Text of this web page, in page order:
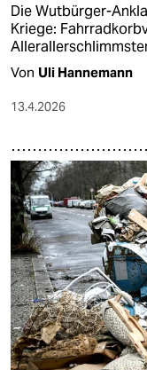
Die Wutbürger-
Kriege:
Von Uli Hannemann
13.4.2026